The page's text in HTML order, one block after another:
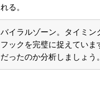
れる。
バイラルゾーン。タイミン
フックを完璧に捉えていま
だったのか分析しましょう。